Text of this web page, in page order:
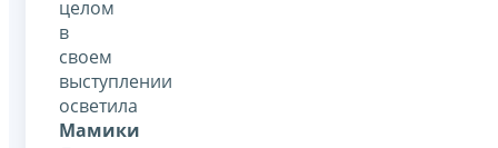
целом
в
своем
выступлении
осветила
Мамики